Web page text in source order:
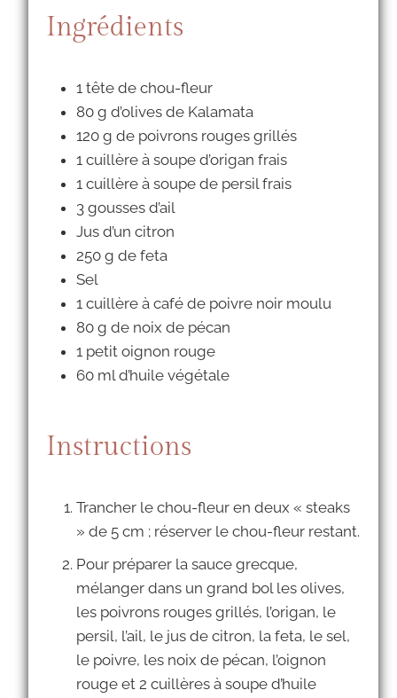
Ingrédients
1 tête de chou-fleur
80 g d’olives de Kalamata
120 g de poivrons rouges grillés
1 cuillère à soupe d’origan frais
1 cuillère à soupe de persil frais
3 gousses d’ail
Jus d’un citron
250 g de feta
Sel
1 cuillère à café de poivre noir moulu
80 g de noix de pécan
1 petit oignon rouge
60 ml d’huile végétale
Instructions
Trancher le chou-fleur en deux « steaks
» de 5 cm ; réserver le chou-fleur restant.
Pour préparer la sauce grecque,
mélanger dans un grand bol les olives,
les poivrons rouges grillés, l’origan, le
persil, l’ail, le jus de citron, la feta, le sel,
le poivre, les noix de pécan, l’oignon
rouge et 2 cuillères à soupe d’huile